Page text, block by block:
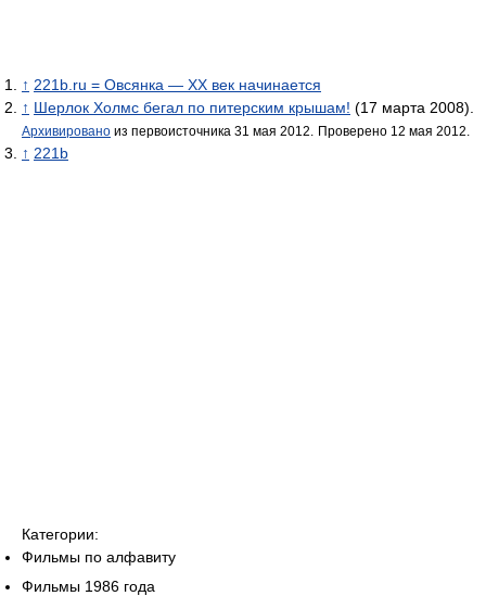
↑ 221b.ru = Овсянка — ХХ век начинается
↑ Шерлок Холмс бегал по питерским крышам! (17 марта 2008).
Архивировано из первоисточника 31 мая 2012. Проверено 12 мая 2012.
↑ 221b
Категории:
Фильмы по алфавиту
Фильмы 1986 года